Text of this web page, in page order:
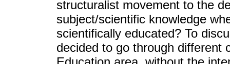
structuralist movement to the
subject/scientific knowledge
scientifically educated? To
decided to go through different